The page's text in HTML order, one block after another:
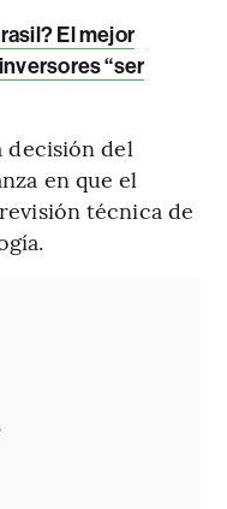
El mejor
“ser
decisión del
en que el
técnica de